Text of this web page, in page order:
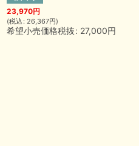
23,970円
(税込 : 26,367円)
希望小売価格税抜: 27,000円